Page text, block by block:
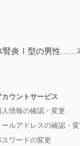
体腎炎Ⅰ型の男性
カウントサービス
人情報の確認・変更
ールアドレスの確認・
スワードの変更